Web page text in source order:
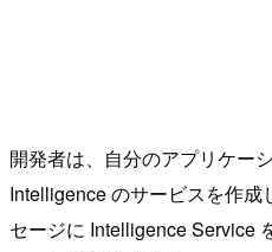
開発者は、自分のアプリケー
Intelligence のサービスを作成
セージに Intelligence Service